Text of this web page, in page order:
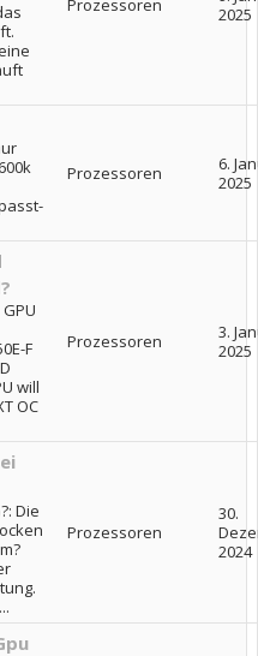
Prozessoren
2025
Prozessoren
6.
2025
F
will
OC
Prozessoren
3.
2025
Die
Prozessoren
30.
2024